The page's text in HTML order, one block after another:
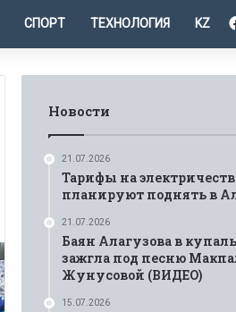
СПОРТ ТЕХНОЛОГИЯ KZ
Новости
21.07.2026
Тарифы на
планируют поднять в
21.07.2026
Баян Алагузова в
зажгла под песню
Жунусовой (ВИДЕО)
15.07.2026